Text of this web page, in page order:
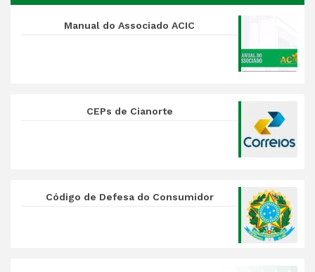
Manual do Associado ACIC
CEPs de Cianorte
Código de Defesa do Consumidor